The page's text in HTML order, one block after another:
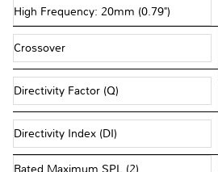
High Frequency: 20mm (0.79")
Crossover
Directivity Factor (Q)
Directivity Index (DI)